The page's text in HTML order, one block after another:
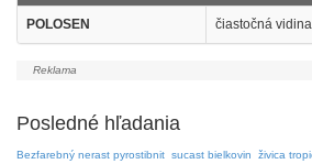
POLOSEN čiastočná vidina
Posledné hľadania
Bezfarebný nerast pyrostibnit sucast bielkovin živica